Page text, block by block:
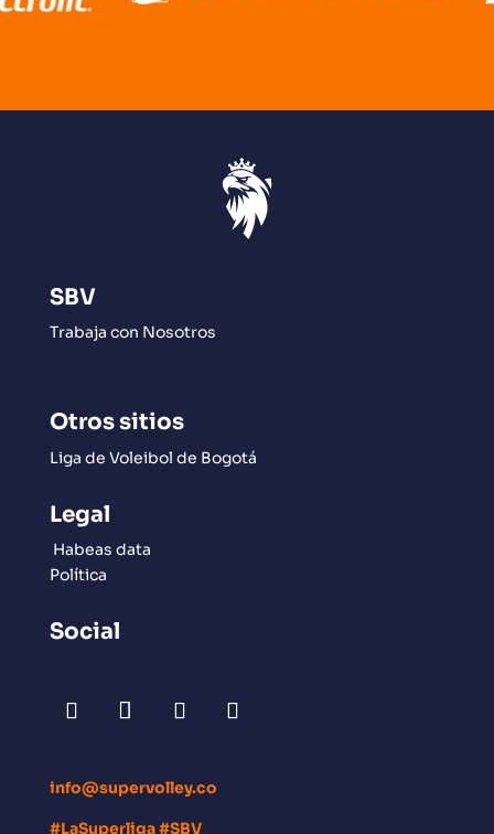
SBV
Trabaja con Nosotros
Otros sitios
Liga de Voleibol de Bogotá
Legal
Habeas data
Política
Social
info@supervolley.co
#LaSuperliga #SBV